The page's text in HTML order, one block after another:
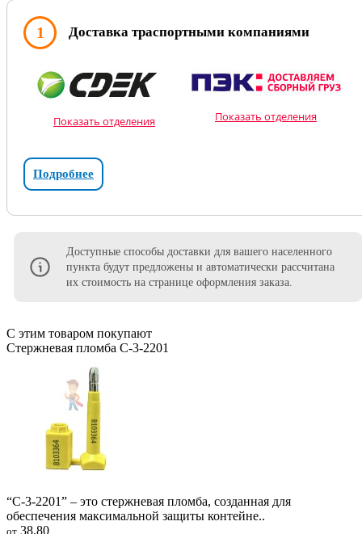
1 Доставка траспортными компаниями
Показать отделения Показать отделения
Подробнее
Доступные способы доставки для вашего населенного
пункта будут предложены и автоматически рассчитана
их стоимость на странице оформления заказа.
С этим товаром покупают
Стержневая пломба С-3-2201
“С-3-2201” – это стержневая пломба, созданная для
обеспечения максимальной защиты контейне..
от 38.80